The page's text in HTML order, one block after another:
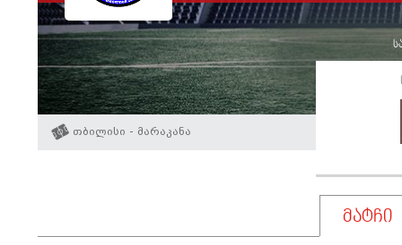
თბილისი - მარაკანა
მატჩი